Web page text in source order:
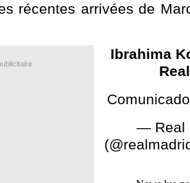
récentes arrivées de
Ibrahima
— Real